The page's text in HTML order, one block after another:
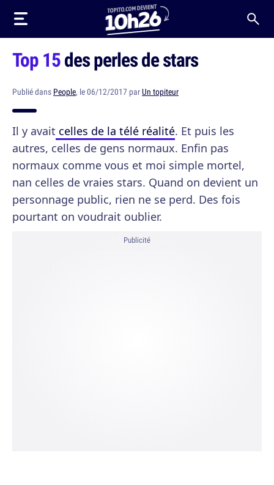
Top 15des perles de stars
Publié dans People, le 06/12/2017 parUn topiteur
Il y avait celles de la télé réalité. Et puis les
autres, celles de gens normaux. Enfin pas
normaux comme vous et moi simple mortel,
nan celles de vraies stars. Quand on devient un
personnage public, rien ne se perd. Des fois
pourtant on voudrait oublier.
Publicité